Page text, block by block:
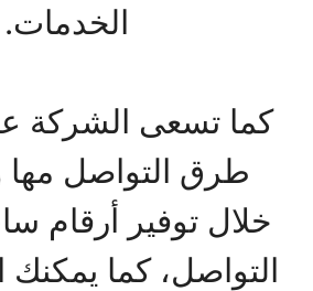
الخدمات.
كما تسعى الشركة
طرق التواصل
خلال توفير أرقام
التواصل، كما يمكنك